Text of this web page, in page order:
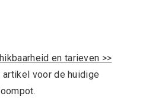
en tarieven >>
voor de huidige